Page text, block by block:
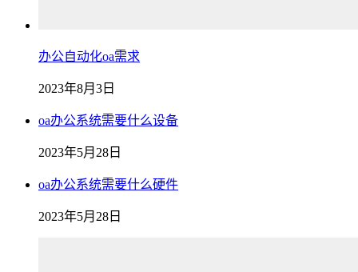
办公自动化oa需求
2023年8月3日
oa办公系统需要什么设备
2023年5月28日
oa办公系统需要什么硬件
2023年5月28日